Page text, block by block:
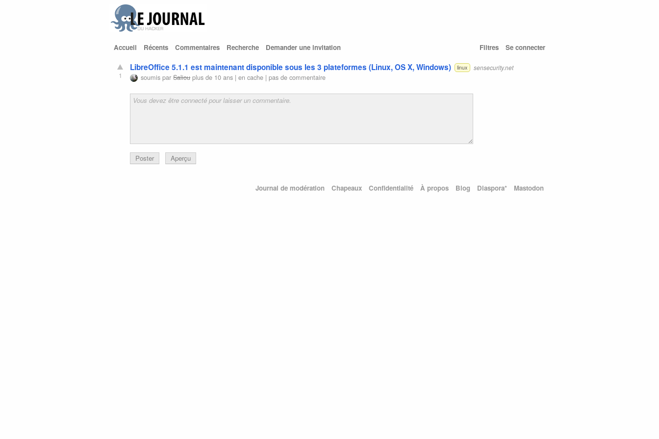
Accueil Récents Commentaires Recherche Demander une invitation Filtres Se connecter
1
LibreOffice 5.1.1 est maintenant disponible sous les 3 plateformes (Linux, OS X, Windows) linux sensecurity.net
soumis parSaliouplus de 10 ans |en cache |pas de commentaire
Poster Aperçu
Journal de modération Chapeaux Confidentialité À propos Blog Diaspora* Mastodon